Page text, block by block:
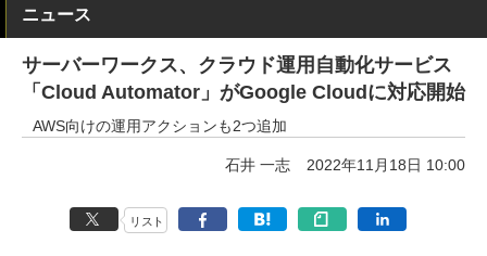
ニュース
サーバーワークス、クラウド運用自動化サービス
「Cloud Automator」がGoogle Cloudに対応開始
AWS向けの運用アクションも2つ追加
石井 一志 2022年11月18日 10:00
リスト